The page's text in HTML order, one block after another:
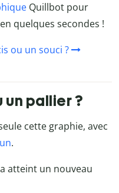
Quillbot pour
quelques secondes !
ou un souci ?
un pallier ?
cette graphie, avec
.
atteint un nouveau